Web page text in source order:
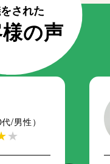
代/男性）
★